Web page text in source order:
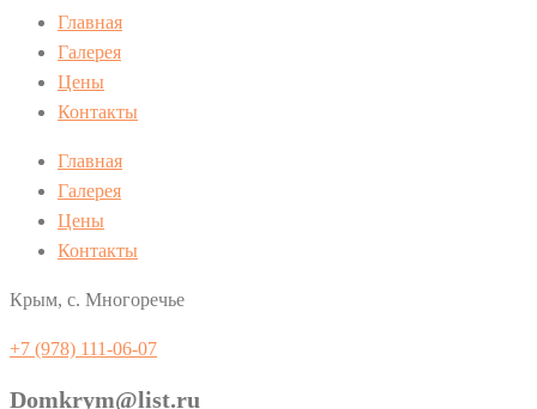
Главная
Галерея
Цены
Контакты
Главная
Галерея
Цены
Контакты
Крым, с. Многоречье
+7 (978) 111-06-07
Domkrym@list.ru